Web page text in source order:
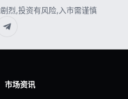
烈,投资有风险,入市需谨慎
市场资讯